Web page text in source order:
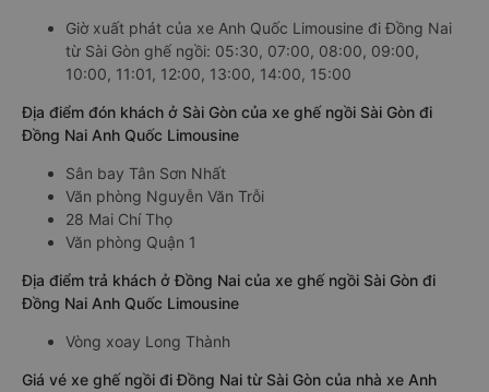
Giờ xuất phát của xe Anh Quốc Limousine đi Đồng Nai
từ Sài Gòn ghế ngồi: 05:30, 07:00, 08:00, 09:00,
10:00, 11:01, 12:00, 13:00, 14:00, 15:00
Địa điểm đón khách ở Sài Gòn của xe ghế ngồi Sài Gòn đi
Đồng Nai Anh Quốc Limousine
Sân bay Tân Sơn Nhất
Văn phòng Nguyễn Văn Trỗi
28 Mai Chí Thọ
Văn phòng Quận 1
Địa điểm trả khách ở Đồng Nai của xe ghế ngồi Sài Gòn đi
Đồng Nai Anh Quốc Limousine
Vòng xoay Long Thành
Giá vé xe ghế ngồi đi Đồng Nai từ Sài Gòn của nhà xe Anh